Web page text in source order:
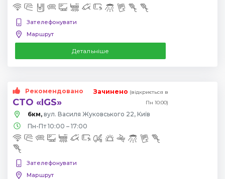
Зателефонувати
Маршрут
Детальніше
Рекомендовано
СТО «IGS»
Зачинено (відкриється в
Пн 10:00)
6км, вул. Василя Жуковського 22, Київ
Пн-Пт 10:00 – 17:00
Зателефонувати
Маршрут